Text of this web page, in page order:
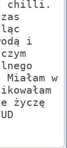
chilli.
i
w
życzę